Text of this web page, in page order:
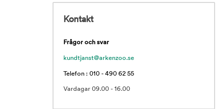
Kontakt
Frågor och svar
kundtjanst@arkenzoo.se
Telefon : 010 - 490 62 55
Vardagar 09.00 - 16.00